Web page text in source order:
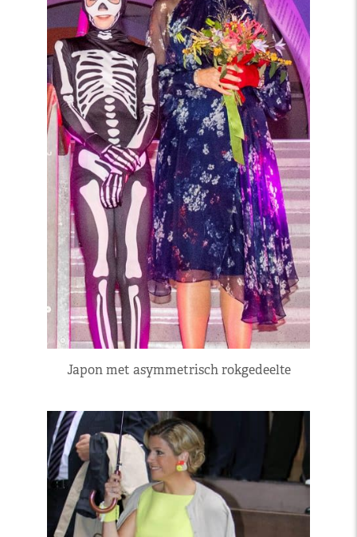
Japon met asymmetrisch rokgedeelte